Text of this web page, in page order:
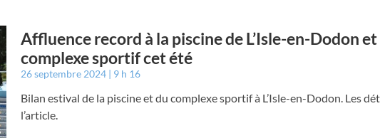
Affluence record à la piscine de L’Isle-en-Dodon et
complexe sportif cet été
26 septembre 2024 9 h 16
Bilan estival de la piscine et du complexe sportif à L’Isle-en-Dodon. Les
l’article.